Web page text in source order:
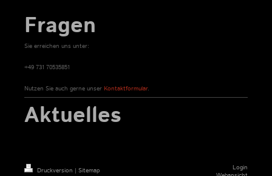
Fragen
Sie erreichen uns unter:
+49 731 70535851
Nutzen Sie auch gerne unser Kontaktformular.
Aktuelles
Druckversion | Sitemap
Login